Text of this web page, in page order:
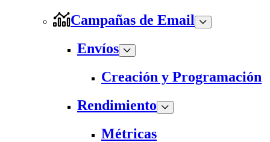
Campañas de Email
Envíos
Creación y Programación
Rendimiento
Métricas